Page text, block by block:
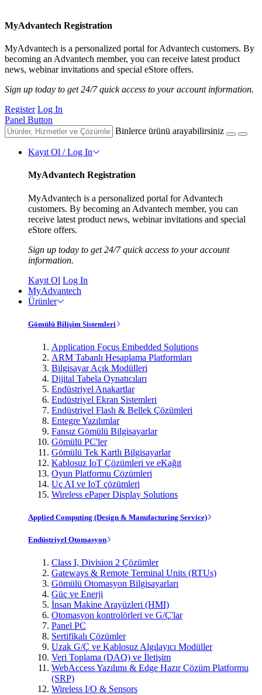
MyAdvantech Registration
MyAdvantech is a personalized portal for Advantech customers. By
becoming an Advantech member, you can receive latest product
news, webinar invitations and special eStore offers.
Sign up today to get 24/7 quick access to your account information.
Register Log In
Panel Button
Binlerce ürünü arayabilirsiniz
Kayıt Ol / Log In
MyAdvantech Registration
MyAdvantech is a personalized portal for Advantech
customers. By becoming an Advantech member, you can
receive latest product news, webinar invitations and special
eStore offers.
Sign up today to get 24/7 quick access to your account
information.
Kayıt Ol Log In
MyAdvantech
Ürünler
Gömülü Bilişim Sistemleri
Application Focus Embedded Solutions
ARM Tabanlı Hesaplama Platformları
Bilgisayar Açık Modülleri
Dijital Tabela Oynatıcıları
Endüstriyel Anakartlar
Endüstriyel Ekran Sistemleri
Endüstriyel Flash & Bellek Çözümleri
Entegre Yazılımlar
Fansız Gömülü Bilgisayarlar
Gömülü PC'ler
Gömülü Tek Kartlı Bilgisayarlar
Kablosuz IoT Çözümleri ve eKağıt
Oyun Platformu Çözümleri
Uç AI ve IoT çözümleri
Wireless ePaper Display Solutions
Applied Computing (Design & Manufacturing Service)
Endüstriyel Otomasyon
Class I, Division 2 Çözümler
Gateways & Remote Terminal Units (RTUs)
Gömülü Otomasyon Bilgisayarları
Güç ve Enerji
İnsan Makine Arayüzleri (HMI)
Otomasyon kontrolörleri ve G/Ç'lar
Panel PC
Sertifikalı Çözümler
Uzak G/Ç ve Kablosuz Algılayıcı Modüller
Veri Toplama (DAQ) ve İletişim
WebAccess Yazılımı & Edge Hazır Çözüm Platformu
(SRP)
Wireless I/O & Sensors